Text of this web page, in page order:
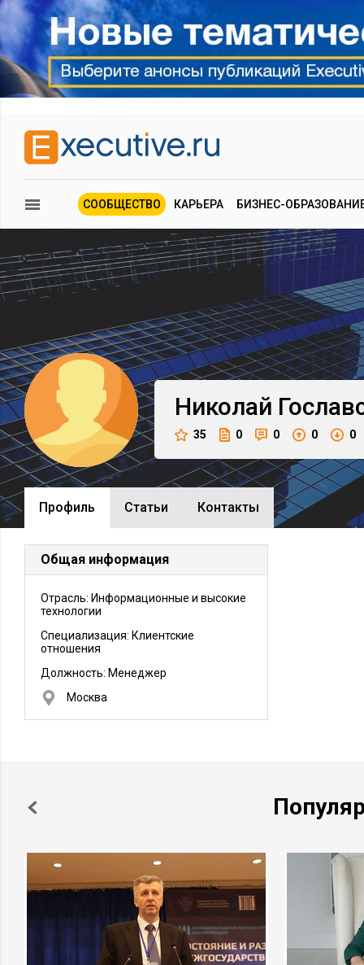
СООБЩЕСТВО КАРЬЕРА БИЗНЕС-
Николай
35 0 0 0 0
Профиль Cтатьи Контакты
Общая информация
Отрасль: Информационные и высокие
технологии
Специализация: Клиентские
отношения
Должность: Менеджер
Москва